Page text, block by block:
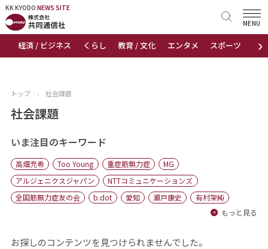
KK KYODO NEWS SITE
›
経済 / ビジネス くらし 教育 / 文化 エンタメ スポーツ 地域
MENU
KK KYODONEWS SITE
トップページ
ニュース
おすすめコンテンツ
出版物
会社概要
トップ › 社会課題
社会課題
いま注目のキーワード
高畑充希 Too Young 重症筋無力症
MG
アルジェニクスジャパン
NTTコミュニケーションズ
全国筋無力症友の会
b.dot 愛知 瀬戸康史
有村架純
もっと見る
お探しのコンテンツを見つけられませんでした。